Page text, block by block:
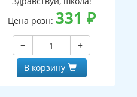
Цена розн: 331 ₽
−
+
В корзину